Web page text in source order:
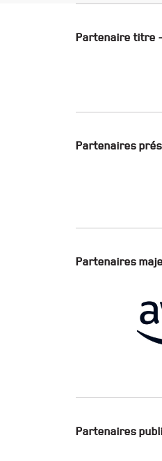
Partenaire titre
Partenaires
Partenaires
Partenaires